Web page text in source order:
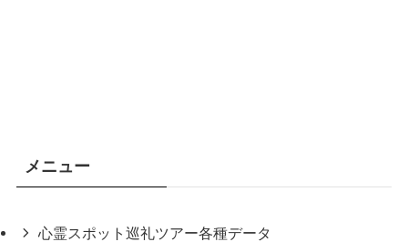
メニュー
心霊スポット巡礼ツアー各種データ